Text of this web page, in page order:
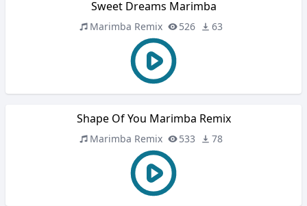
Sweet Dreams Marimba
Marimba Remix 526 63
Shape Of You Marimba Remix
Marimba Remix 533 78